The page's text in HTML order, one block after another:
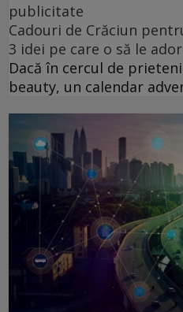
publicitate
Cadouri de Crăciun
3 idei pe care o să le
Dacă în cercul de
beauty, un calendar